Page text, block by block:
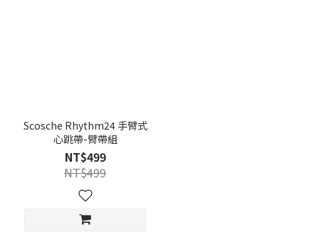
Scosche Rhythm24 手臂式
心跳帶-臂帶組
NT$499
NT$499